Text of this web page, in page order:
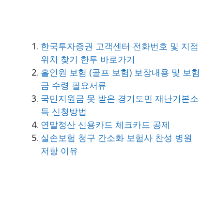
한국투자증권 고객센터 전화번호 및 지점
위치 찾기 한투 바로가기
홀인원 보험 (골프 보험) 보장내용 및 보험
금 수령 필요서류
국민지원금 못 받은 경기도민 재난기본소
득 신청방법
연말정산 신용카드 체크카드 공제
실손보험 청구 간소화 보험사 찬성 병원
저항 이유